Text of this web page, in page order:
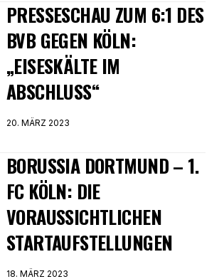
PRESSESCHAU ZUM 6:1 DES
BVB GEGEN KÖLN:
„EISESKÄLTE IM
ABSCHLUSS“
20. MÄRZ 2023
BORUSSIA DORTMUND – 1.
FC KÖLN: DIE
VORAUSSICHTLICHEN
STARTAUFSTELLUNGEN
18. MÄRZ 2023